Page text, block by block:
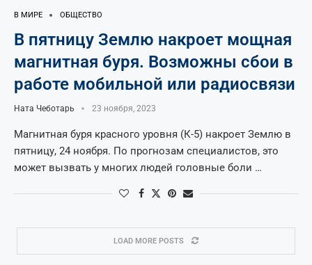
В МИРЕ ОБЩЕСТВО
В пятницу Землю накроет мощная
магнитная буря. Возможны сбои в
работе мобильной или радиосвязи
Ната Чеботарь 23 ноября, 2023
Магнитная буря красного уровня (К-5) накроет Землю в
пятницу, 24 ноября. По прогнозам специалистов, это
может вызвать у многих людей головные боли …
LOAD MORE POSTS